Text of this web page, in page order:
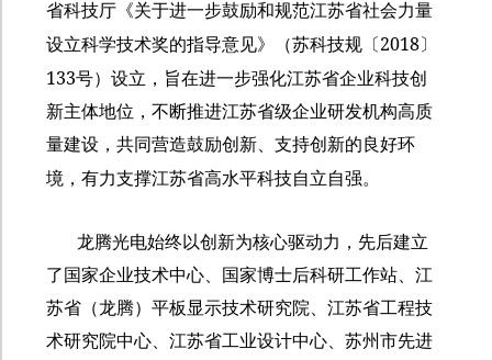
省科技厅《关于进一步鼓励和规范江苏省社会力量
设立科学技术奖的指导意见》（苏科技规〔 2018〕
133号）设立，旨在进一步强化江苏省企业科技创
新主体地位，不断推进江苏省级企业研发机构高质
量建设，共同营造鼓励创新、支持创新的良好环
境，有力支撑江苏省高水平科技自立自强。
龙腾光电始终以创新为核心驱动力，先后建立
了国家企业技术中心、国家博士后科研工作站、江
苏省（龙腾）平板显示技术研究院、江苏省工程技
术研究院中心、江苏省工业设计中心、苏州市先进